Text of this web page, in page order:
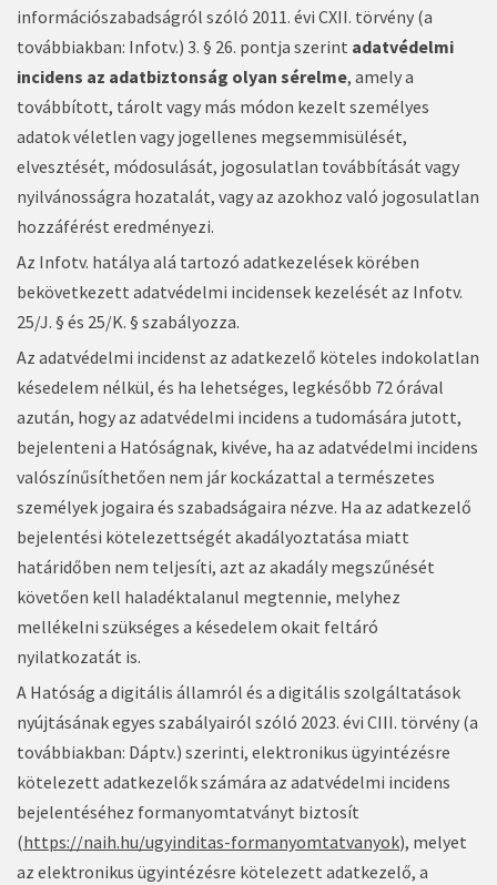
információszabadságról szóló 2011. évi CXII. törvény (a
továbbiakban: Infotv.) 3. § 26. pontja szerint adatvédelmi
incidens az adatbiztonság olyan sérelme, amely a
továbbított, tárolt vagy más módon kezelt személyes
adatok véletlen vagy jogellenes megsemmisülését,
elvesztését, módosulását, jogosulatlan továbbítását vagy
nyilvánosságra hozatalát, vagy az azokhoz való jogosulatlan
hozzáférést eredményezi.
Az Infotv. hatálya alá tartozó adatkezelések körében
bekövetkezett adatvédelmi incidensek kezelését az Infotv.
25/J. § és 25/K. § szabályozza.
Az adatvédelmi incidenst az adatkezelő köteles indokolatlan
késedelem nélkül, és ha lehetséges, legkésőbb 72 órával
azután, hogy az adatvédelmi incidens a tudomására jutott,
bejelenteni a Hatóságnak, kivéve, ha az adatvédelmi incidens
valószínűsíthetően nem jár kockázattal a természetes
személyek jogaira és szabadságaira nézve. Ha az adatkezelő
bejelentési kötelezettségét akadályoztatása miatt
határidőben nem teljesíti, azt az akadály megszűnését
követően kell haladéktalanul megtennie, melyhez
mellékelni szükséges a késedelem okait feltáró
nyilatkozatát is.
A Hatóság a digitális államról és a digitális szolgáltatások
nyújtásának egyes szabályairól szóló 2023. évi CIII. törvény (a
továbbiakban: Dáptv.) szerinti, elektronikus ügyintézésre
kötelezett adatkezelők számára az adatvédelmi incidens
bejelentéséhez formanyomtatványt biztosít
(https://naih.hu/ugyinditas-formanyomtatvanyok), melyet
az elektronikus ügyintézésre kötelezett adatkezelő, a